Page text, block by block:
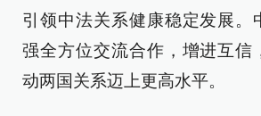
引领中法关系健康稳定发展。
强全方位交流合作，增进互信
动两国关系迈上更高水平。